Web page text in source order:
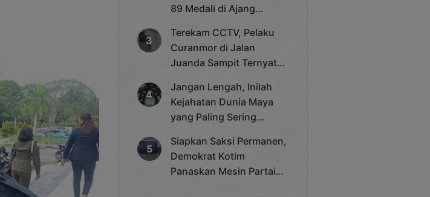
89 Medali di Ajang
Cup 2025
Terekam CCTV, Pelaku
Curanmor di Jalan
Juanda Sampit Ternyata
Jangan Lengah, Inilah
Kejahatan Dunia Maya
yang Paling Sering
Siapkan Saksi Permanen,
Demokrat Kotim
Panaskan Mesin Partai